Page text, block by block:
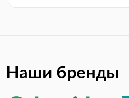
Наши бренды